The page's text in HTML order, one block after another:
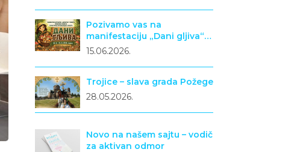
Pozivamo vas na
manifestaciju „Dani gljiva“ u
Požegi
15.06.2026.
Trojice – slava grada Požege
28.05.2026.
Novo na našem sajtu – vodič
za aktivan odmor